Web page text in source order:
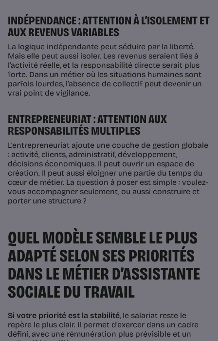
INDÉPENDANCE : ATTENTION À L’ISOLEMENT ET
AUX REVENUS VARIABLES
La logique indépendante peut séduire par la liberté.
Mais elle peut aussi isoler. Les revenus seraient liés à
l’activité réelle, et la responsabilité directe serait plus
forte. Dans un métier où les situations humaines sont
parfois lourdes, l’absence de collectif peut devenir un
vrai point de vigilance.
ENTREPRENEURIAT : ATTENTION AUX
RESPONSABILITÉS MULTIPLES
L’entrepreneuriat ajoute une couche de gestion globale
: activité, clients, administratif, développement,
décisions économiques. Il peut ouvrir un espace de
création. Il peut aussi éloigner une partie du temps du
cœur de métier. La question à poser est simple : voulez-
vous accompagner seulement, ou aussi construire et
porter une structure ?
QUEL MODÈLE SEMBLE LE PLUS
ADAPTÉ SELON SES PRIORITÉS
DANS LE MÉTIER D’ASSISTANTE
SOCIALE DU TRAVAIL
Si votre priorité est la stabilité, le salariat reste le
repère le plus clair. Il permet d’exercer dans un cadre
défini, avec une rémunération plus prévisible et un